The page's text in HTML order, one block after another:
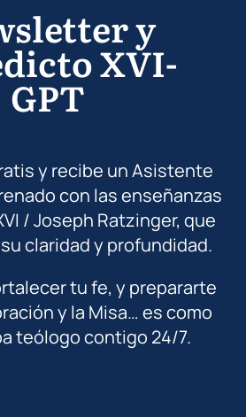
y
XVI-
GPT
y recibe un Asistente
con las enseñanzas
/ Joseph Ratzinger, que
claridad y profundidad.
tu fe, y prepararte
y la Misa… es como
teólogo contigo 24/7.